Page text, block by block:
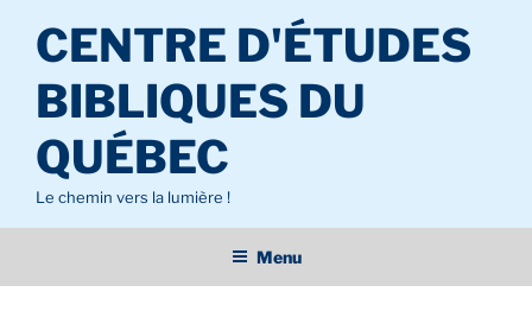
contenu
principal
CENTRE D'ÉTUDES
BIBLIQUES DU
QUÉBEC
Le chemin vers la lumière !
Menu